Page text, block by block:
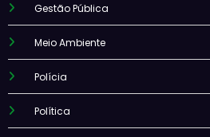
Gestão Pública
Meio Ambiente
Polícia
Política